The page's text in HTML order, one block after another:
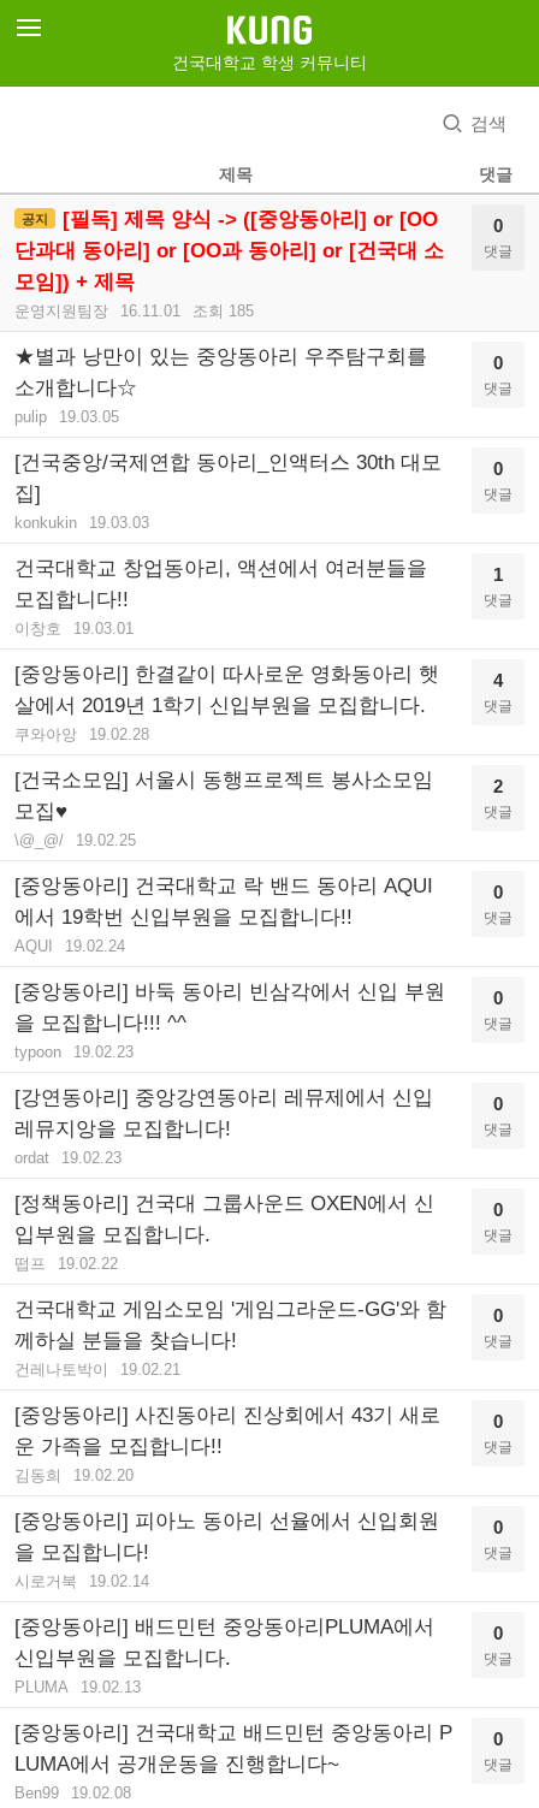
건국대학교 학생 커뮤니티
검색
제목 댓글
공지
[필독] 제목 양식 -> ([중앙동아리] or [OO
단과대 동아리] or [OO과 동아리] or [건국대 소
모임]) + 제목
운영지원팀장 16.11.01 조회 185
0
댓글
★별과 낭만이 있는 중앙동아리 우주탐구회를
소개합니다☆
pulip 19.03.05
0
댓글
[건국중앙/국제연합 동아리_인액터스 30th 대모
집]
konkukin 19.03.03
0
댓글
건국대학교 창업동아리, 액션에서 여러분들을
모집합니다!!
이창호 19.03.01
1
댓글
[중앙동아리] 한결같이 따사로운 영화동아리 햇
살에서 2019년 1학기 신입부원을 모집합니다.
쿠와아앙 19.02.28
4
댓글
[건국소모임] 서울시 동행프로젝트 봉사소모임
모집♥
\@_@/ 19.02.25
2
댓글
[중앙동아리] 건국대학교 락 밴드 동아리 AQUI
에서 19학번 신입부원을 모집합니다!!
AQUI 19.02.24
0
댓글
[중앙동아리] 바둑 동아리 빈삼각에서 신입 부원
을 모집합니다!!! ^^
typoon 19.02.23
0
댓글
[강연동아리] 중앙강연동아리 레뮤제에서 신입
레뮤지앙을 모집합니다!
ordat 19.02.23
0
댓글
[정책동아리] 건국대 그룹사운드 OXEN에서 신
입부원을 모집합니다.
떱프 19.02.22
0
댓글
건국대학교 게임소모임 '게임그라운드-GG'와 함
께하실 분들을 찾습니다!
건레나토박이 19.02.21
0
댓글
[중앙동아리] 사진동아리 진상회에서 43기 새로
운 가족을 모집합니다!!
김동희 19.02.20
0
댓글
[중앙동아리] 피아노 동아리 선율에서 신입회원
을 모집합니다!
시로거북 19.02.14
0
댓글
[중앙동아리] 배드민턴 중앙동아리PLUMA에서
신입부원을 모집합니다.
PLUMA 19.02.13
0
댓글
[중앙동아리] 건국대학교 배드민턴 중앙동아리 P
LUMA에서 공개운동을 진행합니다~
Ben99 19.02.08
0
댓글